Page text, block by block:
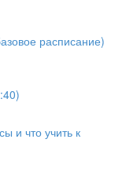
расписание)
и что учить к